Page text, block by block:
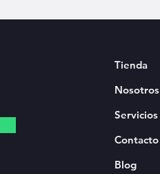
Tienda
Nosotros
Servicios
Contacto
Blog